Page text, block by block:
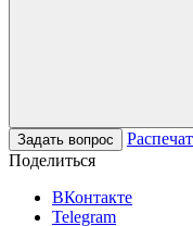
Задать вопрос
Поделиться
ВКонтакте
Telegram